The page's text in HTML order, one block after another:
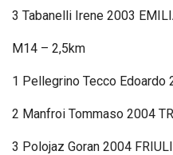
3 Tabanelli Irene 2003
M14 – 2,5km
1 Pellegrino Tecco Edoardo
2 Manfroi Tommaso 2004
3 Polojaz Goran 2004